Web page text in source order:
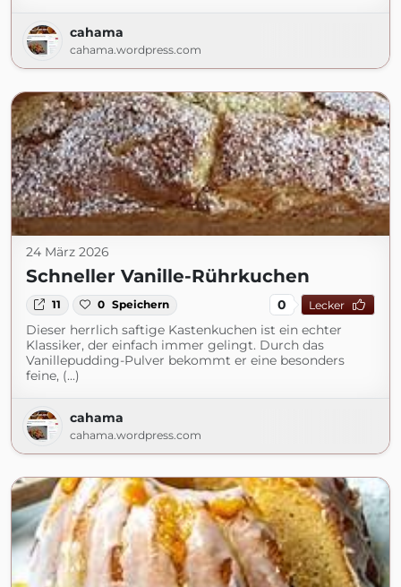
cahama
cahama.wordpress.com
24 März 2026
Schneller Vanille-Rührkuchen
11 0 Speichern 0 Lecker
Dieser herrlich saftige Kastenkuchen ist ein echter
Klassiker, der einfach immer gelingt. Durch das
Vanillepudding-Pulver bekommt er eine besonders
feine, (...)
cahama
cahama.wordpress.com